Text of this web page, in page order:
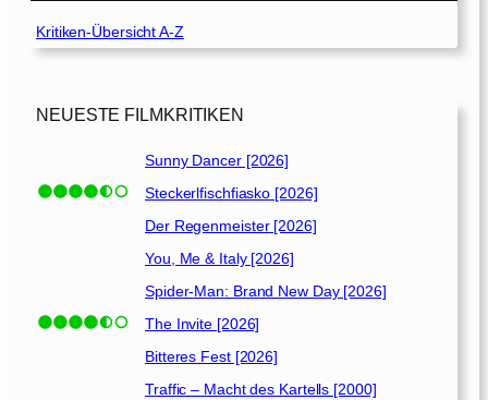
Kritiken-Übersicht A-Z
NEUESTE FILMKRITIKEN
Sunny Dancer [2026]
Steckerlfischfiasko [2026]
Der Regenmeister [2026]
You, Me & Italy [2026]
Spider-Man: Brand New Day [2026]
The Invite [2026]
Bitteres Fest [2026]
Traffic – Macht des Kartells [2000]